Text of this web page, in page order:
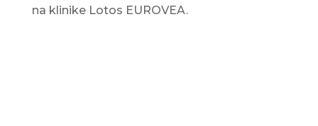
na klinike Lotos EUROVEA.